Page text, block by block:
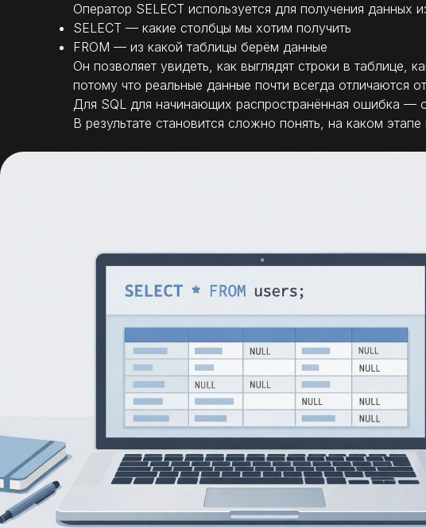
Оператор SELECT используется для получения данных
SELECT — какие столбцы мы хотим получить
FROM — из какой таблицы берём данные
Он позволяет увидеть, как выглядят строки в таблице,
потому что реальные данные почти всегда отличаются
Для SQL для начинающих распространённая ошибка —
В результате становится сложно понять, на каком